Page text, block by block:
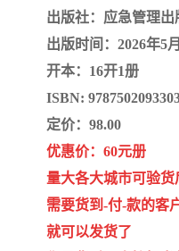
出版社：应急管理出
出版时间：2026年5月
开本：16开1册
ISBN:
定价：98.00
优惠价：60元册
量大各大城市可验货
需要货到-付-款的客
就可以发货了
云南省建设工程预算
陕西省水利工程概预算
天津建设工程预算定额
广东省水利水电概预算
四川省清单计价定额